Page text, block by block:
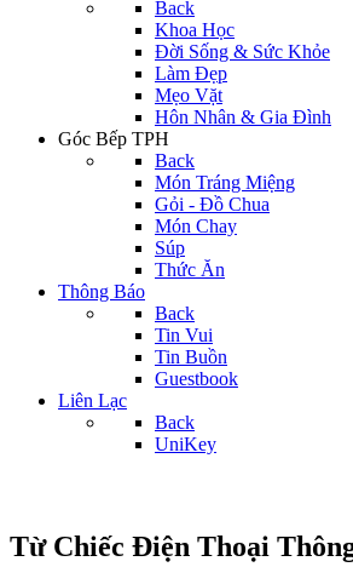
Back
Khoa Học
Đời Sống & Sức Khỏe
Làm Đẹp
Mẹo Vặt
Hôn Nhân & Gia Đình
Góc Bếp TPH
Back
Món Tráng Miệng
Gỏi - Đồ Chua
Món Chay
Súp
Thức Ăn
Thông Báo
Back
Tin Vui
Tin Buồn
Guestbook
Liên Lạc
Back
UniKey
Từ Chiếc Điện Thoại